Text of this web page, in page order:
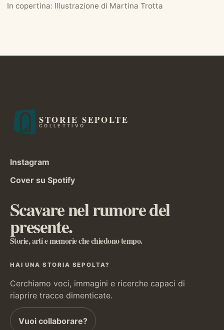
In copertina: Illustrazione di Martina Trotta
STORIE SEPOLTE
COLLETTIVO
Instagram
Cover su Spotify
Scavare nel rumore del
presente.
Storie, arti e memorie che chiedono tempo.
HAI UNA STORIA SEPOLTA?
Cerchiamo voci, immagini e ricerche capaci di
riaprire tracce dimenticate.
Vuoi collaborare?